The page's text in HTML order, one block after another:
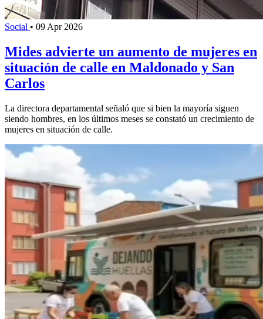
Social • 09 Apr 2026
Mides advierte un aumento de mujeres en
situación de calle en Maldonado y San
Carlos
La directora departamental señaló que si bien la mayoría siguen
siendo hombres, en los últimos meses se constató un crecimiento de
mujeres en situación de calle.